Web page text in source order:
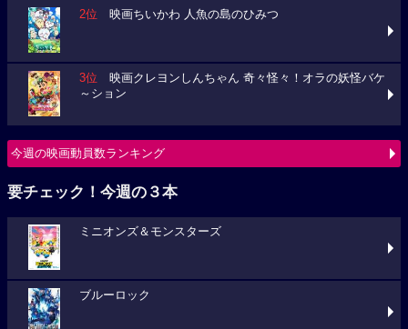
2位 映画ちいかわ 人魚の島のひみつ
3位 映画クレヨンしんちゃん 奇々怪々！オラの妖怪バケ
～ション
今週の映画動員数ランキング
要チェック！今週の３本
ミニオンズ＆モンスターズ
ブルーロック